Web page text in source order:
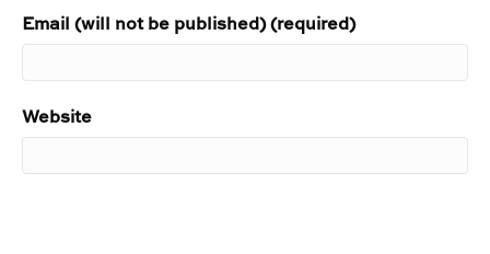
Email (will not be published) (required)
Website